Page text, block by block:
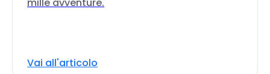
Vai all'articolo